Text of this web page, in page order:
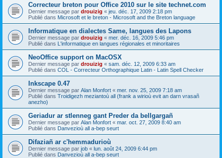
Correcteur breton pour Office 2010 sur le site technet.com
Dernier message par drouizig « jeu. déc. 17, 2009 2:18 pm
Publié dans Microsoft et le breton - Microsoft and the Breton language
Informatique en dialectes Same, langues des Lapons
Dernier message par drouizig « mer. déc. 16, 2009 5:46 pm
Publié dans L'informatique en langues régionales et minoritaires
NeoOffice support on MacOSX
Dernier message par drouizig « sam. déc. 12, 2009 6:33 am
Publié dans COL - Correcteur Orthographique Latin - Latin Spell Checker
Inkscape 0.47
Dernier message par Alan Monfort « mer. nov. 25, 2009 7:18 am
Publié dans Troidigezh meziantoù all (frank a wirioù evit an darn vrasañ
anezho)
Geriadur ar stlenneg gant Preder da bellgargañ
Dernier message par Alan Monfort « mar. oct. 27, 2009 8:40 am
Publié dans Danvezioù all a-bep seurt
Difaziañ ar c'hemmadurioù
Dernier message par job « lun. août 24, 2009 6:44 pm
Publié dans Danvezioù all a-bep seurt